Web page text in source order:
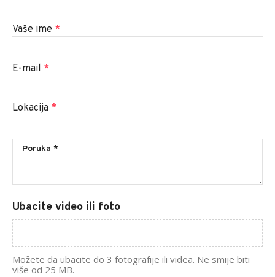
Vaše ime *
E-mail *
Lokacija *
Ubacite video ili foto
Možete da ubacite do 3 fotografije ili videa. Ne smije biti
više od 25 MB.